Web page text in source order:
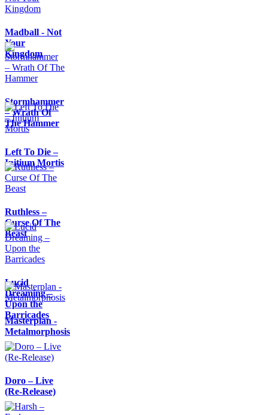
Madball - Not
Your
Kingdom
Stormhammer
– Wrath Of
The Hammer
Left To Die –
Initium Mortis
Ruthless –
Curse Of The
Beast
Lucid
Dreaming –
Upon the
Barricades
Masterplan -
Metalmorphosis
Doro – Live
(Re-Release)